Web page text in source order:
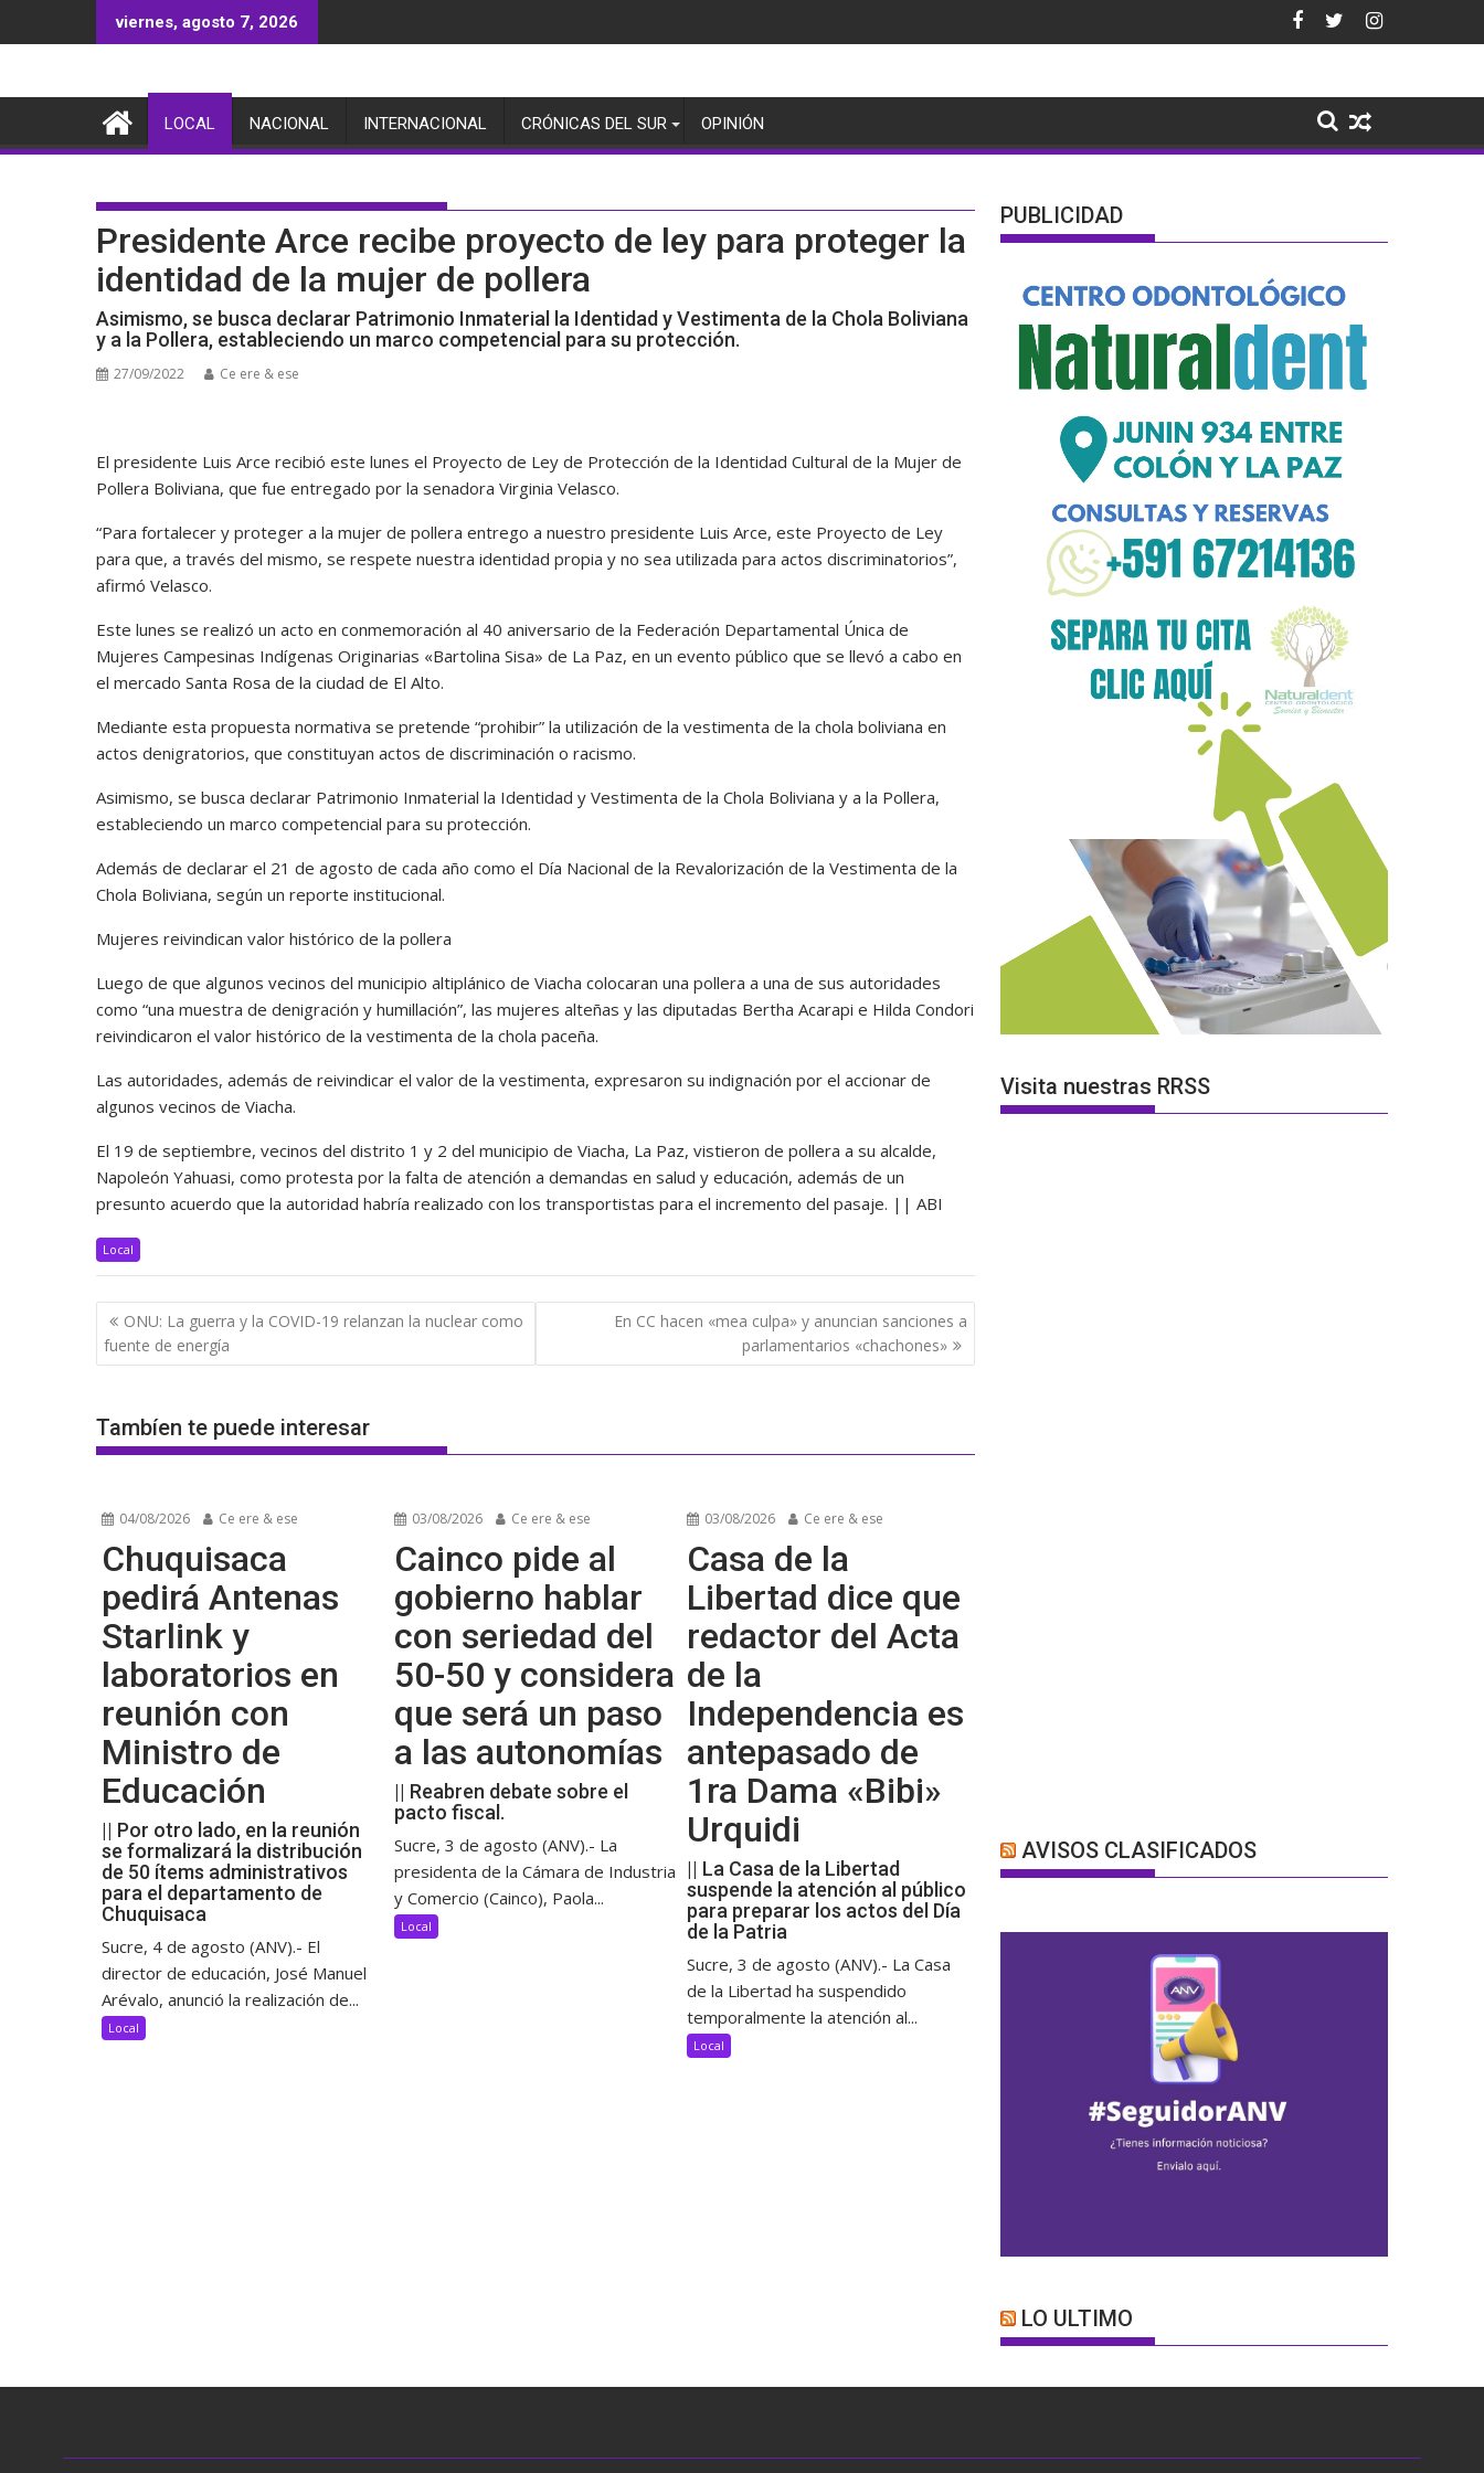
al
viernes, agosto 7, 2026
LOCAL NACIONAL INTERNACIONAL CRÓNICAS DEL SUR OPINIÓN
Presidente Arce recibe proyecto de ley para proteger la
identidad de la mujer de pollera
Asimismo, se busca declarar Patrimonio Inmaterial la Identidad y Vestimenta de la Chola Boliviana
y a la Pollera, estableciendo un marco competencial para su protección.
27/09/2022 Ce ere & ese
El presidente Luis Arce recibió este lunes el Proyecto de Ley de Protección de la Identidad Cultural de la Mujer de
Pollera Boliviana, que fue entregado por la senadora Virginia Velasco.
“Para fortalecer y proteger a la mujer de pollera entrego a nuestro presidente Luis Arce, este Proyecto de Ley
para que, a través del mismo, se respete nuestra identidad propia y no sea utilizada para actos discriminatorios”,
afirmó Velasco.
Este lunes se realizó un acto en conmemoración al 40 aniversario de la Federación Departamental Única de
Mujeres Campesinas Indígenas Originarias «Bartolina Sisa» de La Paz, en un evento público que se llevó a cabo en
el mercado Santa Rosa de la ciudad de El Alto.
Mediante esta propuesta normativa se pretende “prohibir” la utilización de la vestimenta de la chola boliviana en
actos denigratorios, que constituyan actos de discriminación o racismo.
Asimismo, se busca declarar Patrimonio Inmaterial la Identidad y Vestimenta de la Chola Boliviana y a la Pollera,
estableciendo un marco competencial para su protección.
Además de declarar el 21 de agosto de cada año como el Día Nacional de la Revalorización de la Vestimenta de la
Chola Boliviana, según un reporte institucional.
Mujeres reivindican valor histórico de la pollera
Luego de que algunos vecinos del municipio altiplánico de Viacha colocaran una pollera a una de sus autoridades
como “una muestra de denigración y humillación”, las mujeres alteñas y las diputadas Bertha Acarapi e Hilda Condori
reivindicaron el valor histórico de la vestimenta de la chola paceña.
Las autoridades, además de reivindicar el valor de la vestimenta, expresaron su indignación por el accionar de
algunos vecinos de Viacha.
El 19 de septiembre, vecinos del distrito 1 y 2 del municipio de Viacha, La Paz, vistieron de pollera a su alcalde,
Napoleón Yahuasi, como protesta por la falta de atención a demandas en salud y educación, además de un
presunto acuerdo que la autoridad habría realizado con los transportistas para el incremento del pasaje. || ABI
Local
Navegación
de
entradas
ONU: La guerra y la COVID-19 relanzan la nuclear como
fuente de energía
En CC hacen «mea culpa» y anuncian sanciones a
parlamentarios «chachones»
Tambíen te puede interesar
04/08/2026 Ce ere & ese
Chuquisaca
pedirá Antenas
Starlink y
laboratorios en
reunión con
Ministro de
Educación
|| Por otro lado, en la reunión
se formalizará la distribución
de 50 ítems administrativos
para el departamento de
Chuquisaca
Sucre, 4 de agosto (ANV).- El
director de educación, José Manuel
Arévalo, anunció la realización de...
Local
03/08/2026 Ce ere & ese
Cainco pide al
gobierno hablar
con seriedad del
50-50 y considera
que será un paso
a las autonomías
|| Reabren debate sobre el
pacto fiscal.
Sucre, 3 de agosto (ANV).- La
presidenta de la Cámara de Industria
y Comercio (Cainco), Paola...
Local
03/08/2026 Ce ere & ese
Casa de la
Libertad dice que
redactor del Acta
de la
Independencia es
antepasado de
1ra Dama «Bibi»
Urquidi
|| La Casa de la Libertad
suspende la atención al público
para preparar los actos del Día
de la Patria
Sucre, 3 de agosto (ANV).- La Casa
de la Libertad ha suspendido
temporalmente la atención al...
Local
PUBLICIDAD
Visita nuestras RRSS
AVISOS CLASIFICADOS
LO ULTIMO